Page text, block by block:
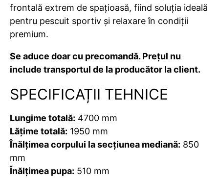
frontală extrem de spațioasă, fiind soluția ideală
pentru pescuit sportiv și relaxare în condiții
premium.
Se aduce doar cu precomandă. Prețul nu
include transportul de la producător la client.
SPECIFICAȚII TEHNICE
Lungime totală: 4700 mm
Lățime totală: 1950 mm
Înălțimea corpului la secțiunea mediană: 850
mm
Înălțimea pupa: 510 mm